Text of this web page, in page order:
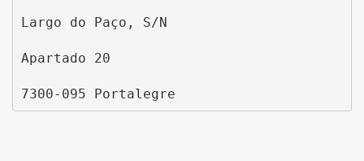
Largo do Paço, S/N
Apartado 20
7300-095 Portalegre